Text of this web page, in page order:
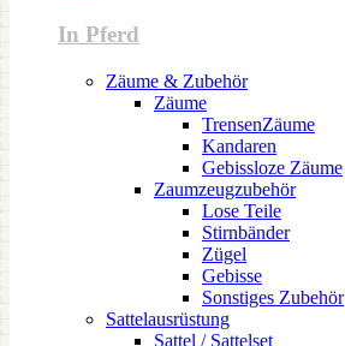
In Pferd
Zäume & Zubehör
Zäume
TrensenZäume
Kandaren
Gebissloze Zäume
Zaumzeugzubehör
Lose Teile
Stirnbänder
Zügel
Gebisse
Sonstiges Zubehör
Sattelausrüstung
Sattel / Sattelset